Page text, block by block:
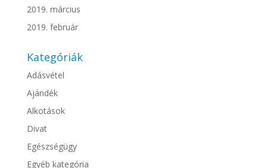
2019. március
2019. február
Kategóriák
Adásvétel
Ajándék
Alkotások
Divat
Egészségügy
Egyéb kategória